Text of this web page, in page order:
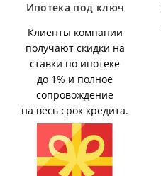
Ипотека под ключ
Клиенты компании
получают скидки на
ставки по ипотеке
до 1% и полное
сопровождение
на весь срок кредита.